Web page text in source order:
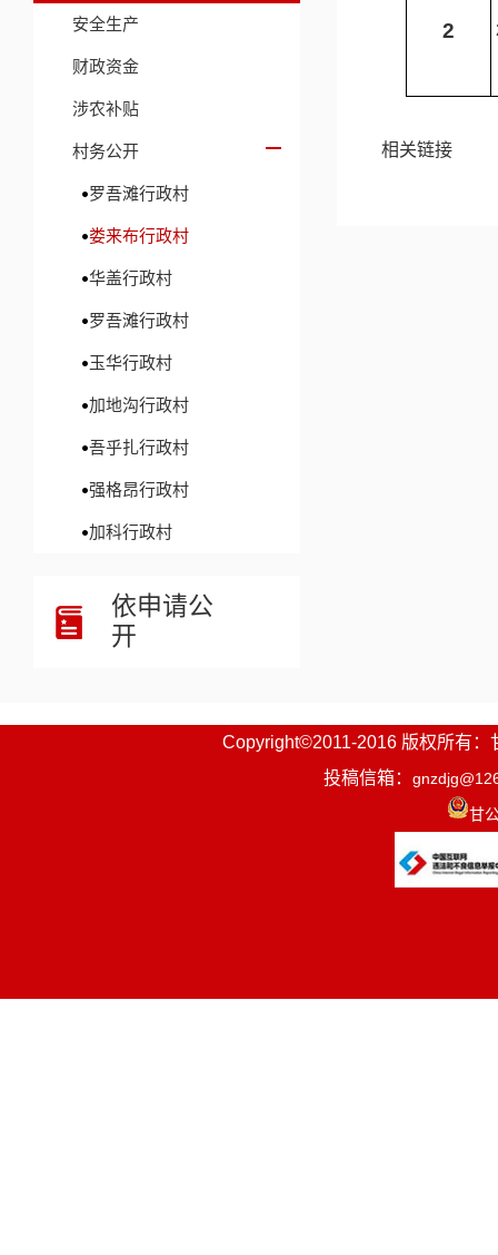
安全生产
财政资金
涉农补贴
村务公开
罗吾滩行政村
娄来布行政村
华盖行政村
罗吾滩行政村
玉华行政村
加地沟行政村
吾乎扎行政村
强格昂行政村
加科行政村
依申请公
开
2
相关链接
Copyright©2011-2016 版权所有：
投稿信箱：
甘